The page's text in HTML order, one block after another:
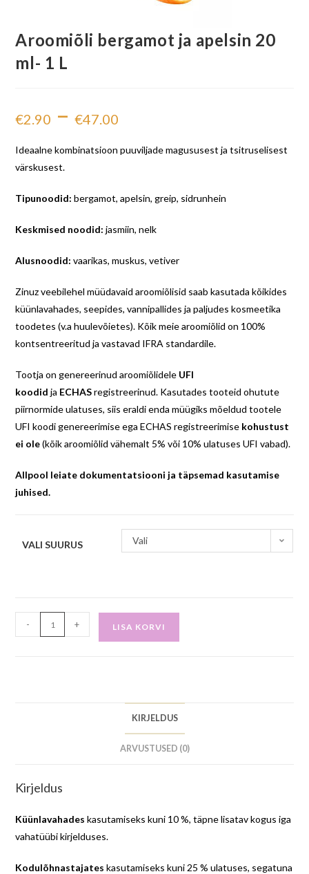
Aroomiõli bergamot ja apelsin 20
ml- 1 L
€2.90 – €47.00
Ideaalne kombinatsioon puuviljade magususest ja tsitruselisest
värskusest.
Tipunoodid: bergamot, apelsin, greip, sidrunhein
Keskmised noodid: jasmiin, nelk
Alusnoodid: vaarikas, muskus, vetiver
Zinuz veebilehel müüdavaid aroomiõlisid saab kasutada kõikides
küünlavahades, seepides, vannipallides ja paljudes kosmeetika
toodetes (v.a huulevõietes). Kõik meie aroomiõlid on 100%
kontsentreeritud ja vastavad IFRA standardile.
Tootja on genereerinud aroomiõlidele UFI
koodid ja ECHASregistreerinud. Kasutades tooteid ohutute
piirnormide ulatuses, siis eraldi enda müügiks mõeldud tootele
UFI koodi genereerimise ega ECHAS registreerimise kohustust
ei ole(kõik aroomiõlid vähemalt 5% või 10% ulatuses UFI vabad).
Allpool leiate dokumentatsiooni ja täpsemad kasutamise
juhised.
VALI SUURUS Vali
- + LISA KORVI
KIRJELDUS
ARVUSTUSED (0)
Kirjeldus
Küünlavahades kasutamiseks kuni 10 %, täpne lisatav kogus iga
vahatüübi kirjelduses.
Kodulõhnastajates kasutamiseks kuni 25 % ulatuses, segatuna